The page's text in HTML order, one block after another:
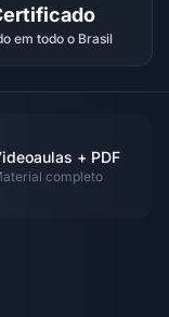
em todo o Brasil
+ PDF
completo